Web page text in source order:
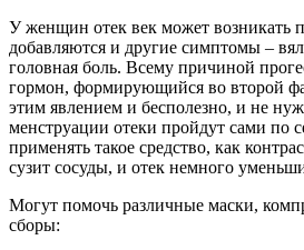
У женщин отек век может
добавляются и другие симптомы –
головная боль. Всему причиной
гормон, формирующийся во второй
этим явлением и бесполезно, и не
менструации отеки пройдут сами по
применять такое средство, как
сузит сосуды, и отек немного
Могут помочь различные маски,
сборы: